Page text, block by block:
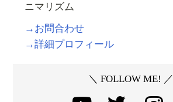
ニマリズム
→お問合わせ
→詳細プロフィール
＼ FOLLOW ME! ／